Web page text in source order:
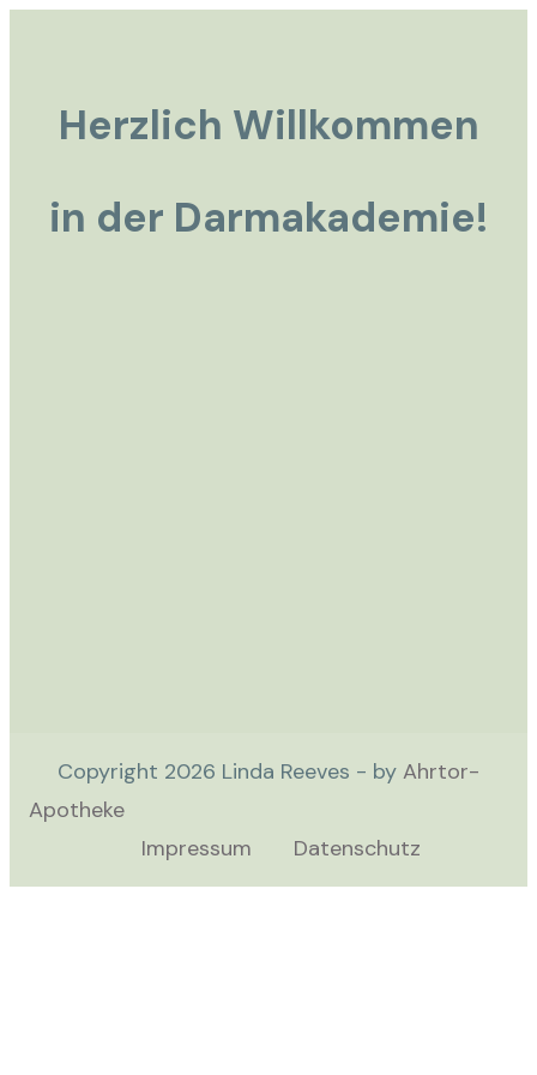
Herzlich Willkommen
in der Darmakademie!
Copyright 2026 Linda Reeves - by Ahrtor-
Apotheke
Impressum
Datenschutz